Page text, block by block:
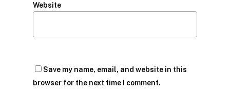
Website
Save my name, email, and website in this
browser for the next time I comment.